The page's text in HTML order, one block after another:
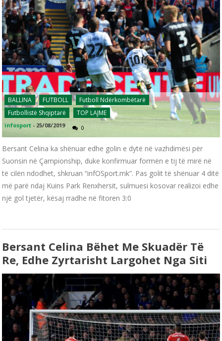
BALLINA FUTBOLL
Futboll Ndërkombëtarë
Futbollistë Shqiptarë
TOP LAJME
infosport - 25/08/2019 0
Bersant Celina ka shënuar edhe golin e dytë në vazhdimësi për
Suonsin në Çampionship, duke konfirmuar formën e tij të mirë në
të cilën ndodhet, shkruan “infOSport.mk”. Pas golit të shënuar 4 ditë
më parë ndaj Kuins Park Renxhersit, sulmuesi kosovar realizoi edhe
një gol tjetër, kësaj rradhe në fitoren 3:0
Bersant Celina Bëhet Me Skuadër Të
Re, Edhe Zyrtarisht Largohet Nga Siti